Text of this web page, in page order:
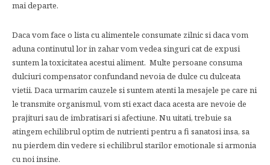
mai departe.
Daca vom face o lista cu alimentele consumate zilnic si daca vom
aduna continutul lor in zahar vom vedea singuri cat de expusi
suntem la toxicitatea acestui aliment. Multe persoane consuma
dulciuri compensator confundand nevoia de dulce cu dulceata
vietii. Daca urmarim cauzele si suntem atenti la mesajele pe care ni
le transmite organismul, vom sti exact daca acesta are nevoie de
prajituri sau de imbratisari si afectiune. Nu uitati, trebuie sa
atingem echilibrul optim de nutrienti pentru a fi sanatosi insa, sa
nu pierdem din vedere si echilibrul starilor emotionale si armonia
cu noi insine.